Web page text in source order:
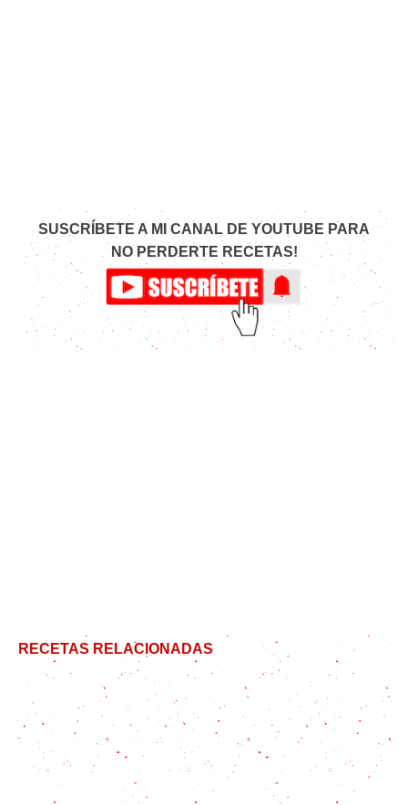
SUSCRÍBETE A MI CANAL DE YOUTUBE PARA
NO PERDERTE RECETAS!
RECETAS RELACIONADAS
Bifes a la mostaza: Una comida gourmet en menos
de 30 minutos
El carpaccio: un plato tan italiano como ligero y
delicioso